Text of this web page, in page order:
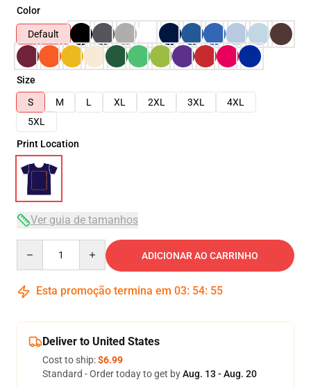
Color
Default
Size
S
M L XL 2XL 3XL
4XL
5XL
Print Location
Ver guia de tamanhos
ADICIONAR AO CARRINHO
Esta promoção termina em 03: 54: 54
Deliver to United States
Cost to ship:$6.99
Standard - Order today to get byAug. 13 - Aug. 20